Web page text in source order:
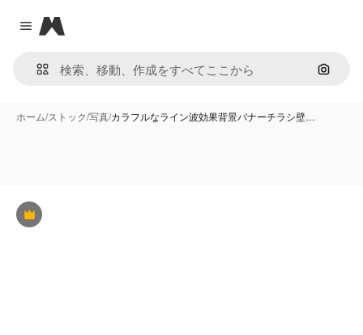
Close menu
Magnific
画像で
ホーム/ストック/写真/カラフルなライン波効果背景バナーチラシ壁…
Premium